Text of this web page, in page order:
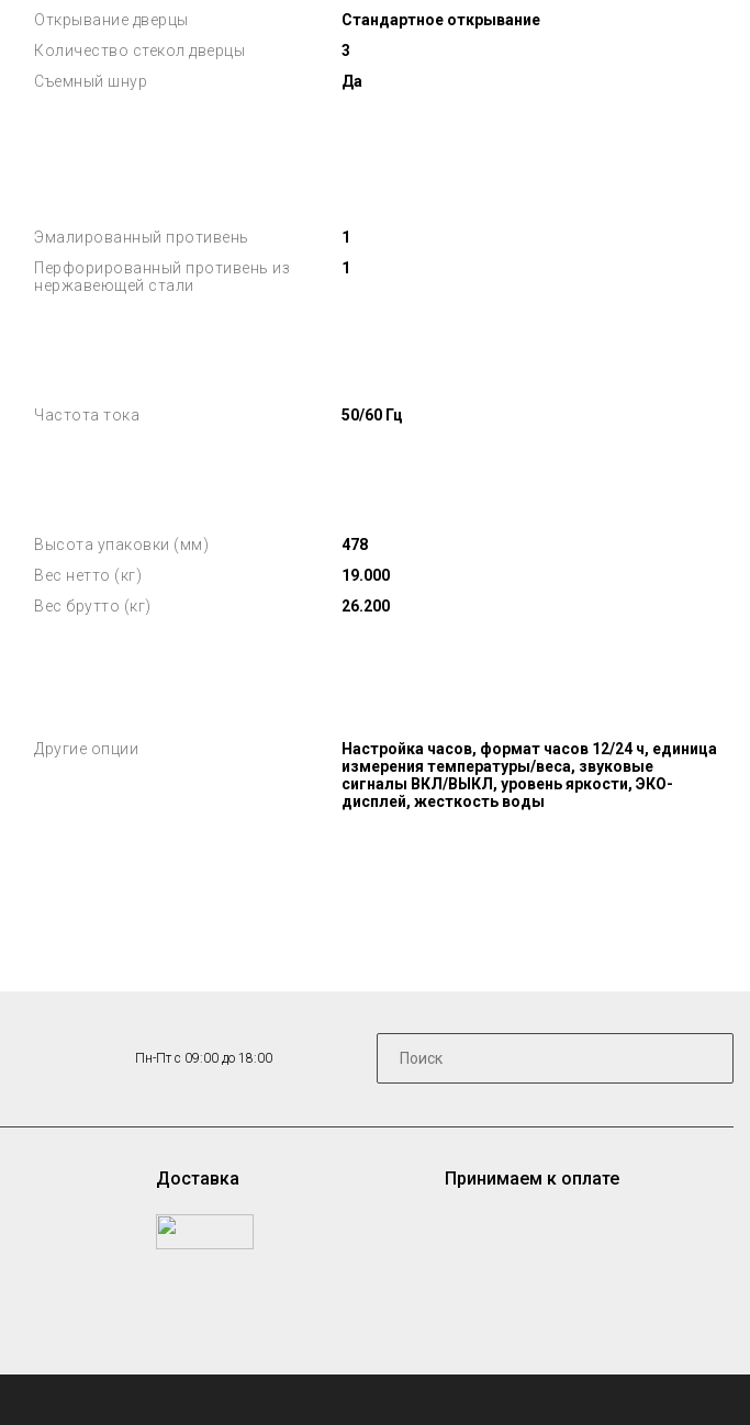
Открывание дверцы
Стандартное открывание
Количество стекол дверцы
3
Съемный шнур
Да
Эмалированный противень
1
Перфорированный противень из
нержавеющей стали
1
Частота тока 50/60 Гц
Высота упаковки (мм)
478
Вес нетто (кг)
19.000
Вес брутто (кг)
26.200
Другие опции
Настройка часов, формат часов 12/24 ч, единица
измерения температуры/веса, звуковые
сигналы ВКЛ/ВЫКЛ, уровень яркости, ЭКО-
дисплей, жесткость воды
Пн-Пт с 09:00 до 18:00
Доставка Принимаем к оплате